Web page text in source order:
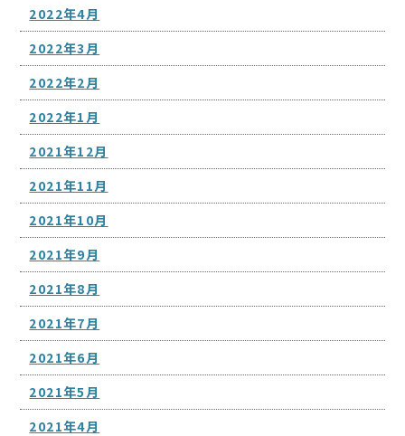
2022年4月
2022年3月
2022年2月
2022年1月
2021年12月
2021年11月
2021年10月
2021年9月
2021年8月
2021年7月
2021年6月
2021年5月
2021年4月